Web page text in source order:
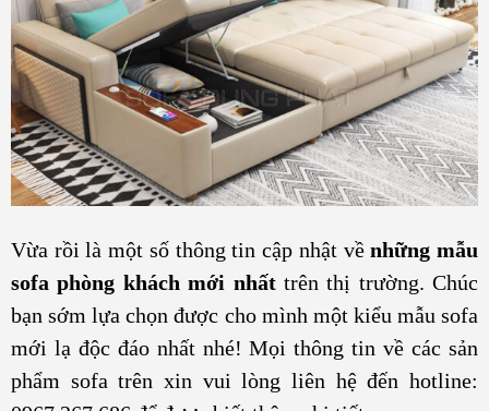
Vừa rồi là một số thông tin cập nhật vềnhững mẫu
sofa phòng khách mới nhấttrên thị trường. Chúc
bạn sớm lựa chọn được cho mình một kiểu mẫu sofa
mới lạ độc đáo nhất nhé! Mọi thông tin về các sản
phẩm sofa trên xin vui lòng liên hệ đến hotline: